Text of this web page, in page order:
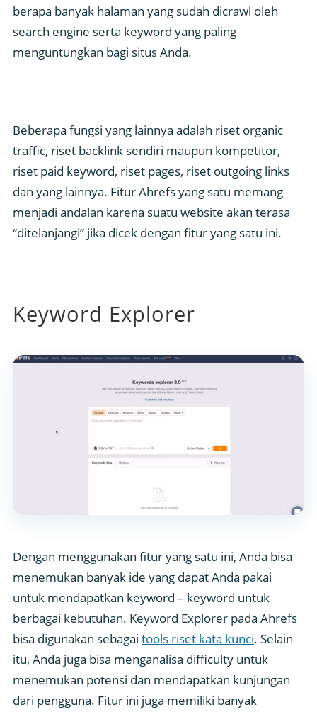
berapa banyak halaman yang sudah dicrawl oleh
search engine serta keyword yang paling
menguntungkan bagi situs Anda.
Beberapa fungsi yang lainnya adalah riset organic
traffic, riset backlink sendiri maupun kompetitor,
riset paid keyword, riset pages, riset outgoing links
dan yang lainnya. Fitur Ahrefs yang satu memang
menjadi andalan karena suatu website akan terasa
“ditelanjangi” jika dicek dengan fitur yang satu ini.
Keyword Explorer
Dengan menggunakan fitur yang satu ini, Anda bisa
menemukan banyak ide yang dapat Anda pakai
untuk mendapatkan keyword – keyword untuk
berbagai kebutuhan. Keyword Explorer pada Ahrefs
bisa digunakan sebagai tools riset kata kunci. Selain
itu, Anda juga bisa menganalisa difficulty untuk
menemukan potensi dan mendapatkan kunjungan
dari pengguna. Fitur ini juga memiliki banyak